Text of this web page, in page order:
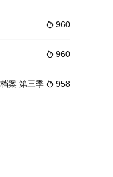
山中柔太朗 饰）的哥哥，三
 960
 960
 958
案 第三季